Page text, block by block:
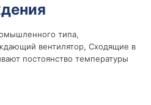
типа,
вентилятор, Сходящие в
постоянство температуры